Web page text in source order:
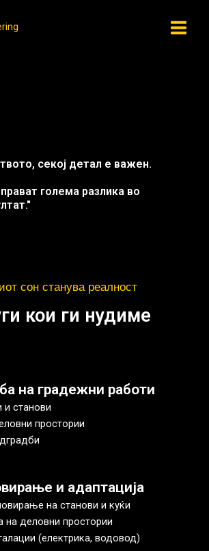
секој детал е важен.
голема разлика во
сон станува реалност
кои ги нудиме
на градежни работи
и станови
простории
и адаптација
на станови и куќи
на деловни простории
(електрика, водовод)